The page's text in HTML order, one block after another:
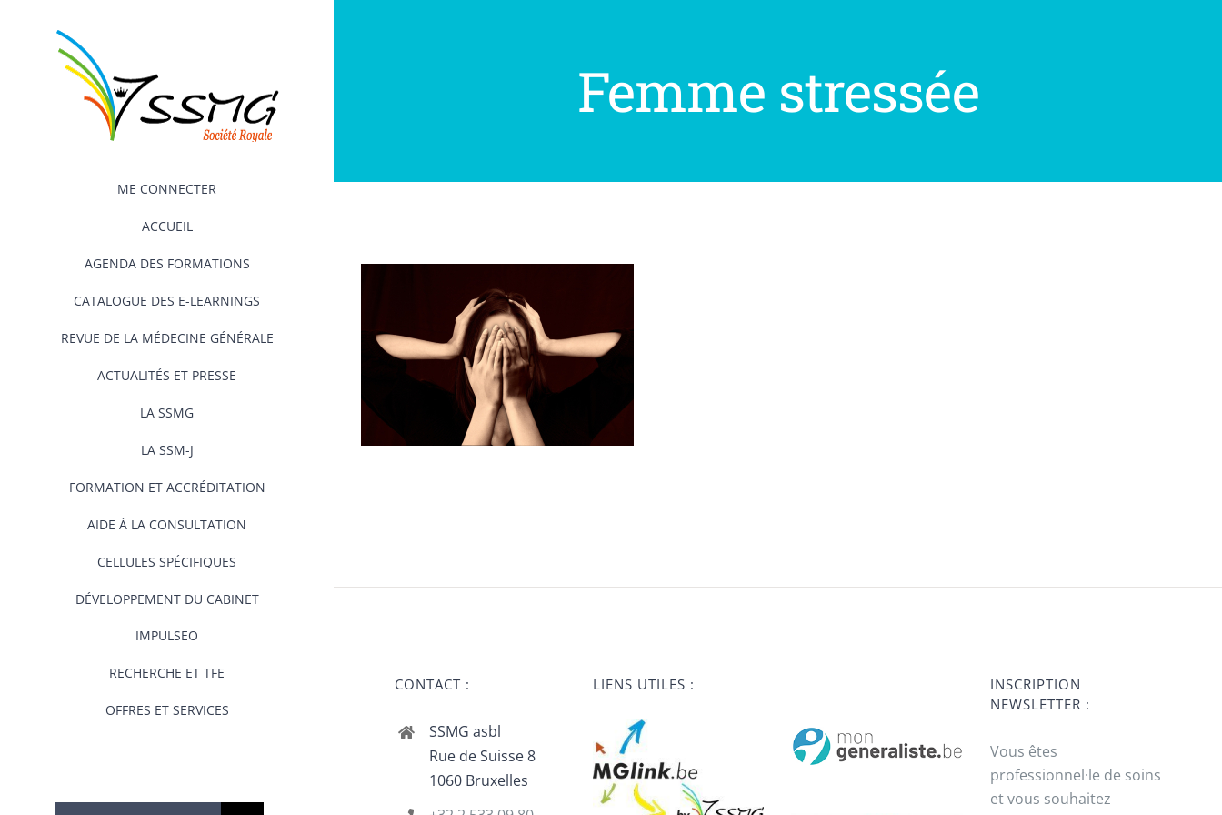
ME CONNECTER
ACCUEIL
AGENDA DES FORMATIONS
CATALOGUE DES E-LEARNINGS
REVUE DE LA MÉDECINE GÉNÉRALE
ACTUALITÉS ET PRESSE
LA SSMG
LA SSM-J
FORMATION ET ACCRÉDITATION
AIDE À LA CONSULTATION
CELLULES SPÉCIFIQUES
DÉVELOPPEMENT DU CABINET
IMPULSEO
RECHERCHE ET TFE
OFFRES ET SERVICES
Femme stressée
CONTACT :
SSMG asbl
Rue de Suisse 8
1060 Bruxelles
LIENS UTILES :
INSCRIPTION
NEWSLETTER :
Vous êtes
professionnel·le de soins
et vous souhaitez